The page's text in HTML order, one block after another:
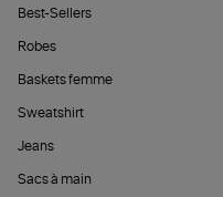
Best-Sellers
Robes
Baskets femme
Sweatshirt
Jeans
Sacs à main